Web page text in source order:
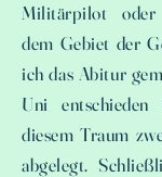
Militärpilot oder
dem Gebiet der
ich das Abitur
Uni
diesem Traum
abgelegt.